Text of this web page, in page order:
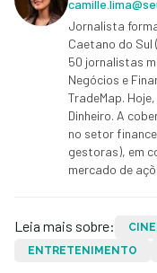
Jornalista
Caetano do Sul
50 jornalistas
Negócios e
TradeMap.
Dinheiro. A
no setor
gestoras), em
mercado de
Leia mais sobre:
ENTRETENIMENTO